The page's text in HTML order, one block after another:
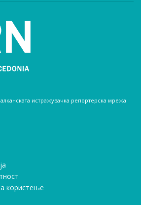
истражувачка репортерска мрежа
користење